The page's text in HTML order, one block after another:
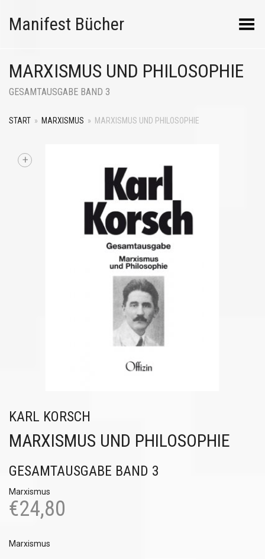
Manifest Bücher Menü umschalten
MARXISMUS UND PHILOSOPHIE
GESAMTAUSGABE BAND 3
START » MARXISMUS » MARXISMUS UND PHILOSOPHIE
+
KARL KORSCH
MARXISMUS UND PHILOSOPHIE
GESAMTAUSGABE BAND 3
Marxismus
€24,80
Marxismus